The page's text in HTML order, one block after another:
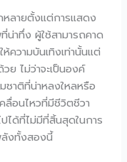
หลายตั้งแต่การแสดง
าทึ่ง ผู้ใช้สามารถคาด
ความบันเทิงเท่านั้นแต่
ย ไม่ว่าจะเป็นองค์
ชาติที่น่าหลงใหลหรือ
ลื่อนไหวที่มีชีวิตชีวา
ได้ที่ไม่มีที่สิ้นสุดในการ
งทั้งสองนี้